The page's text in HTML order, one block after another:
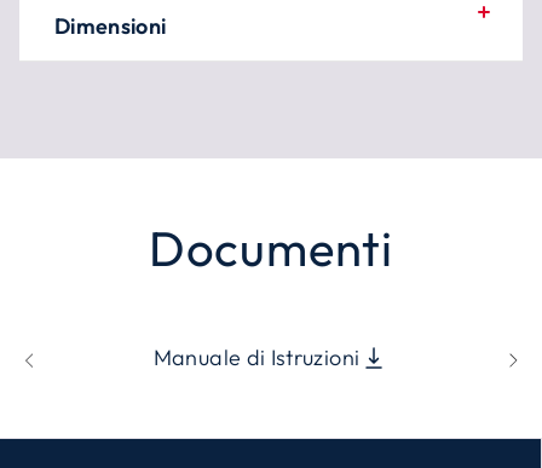
Dimensioni
Documenti
Manuale di Istruzioni